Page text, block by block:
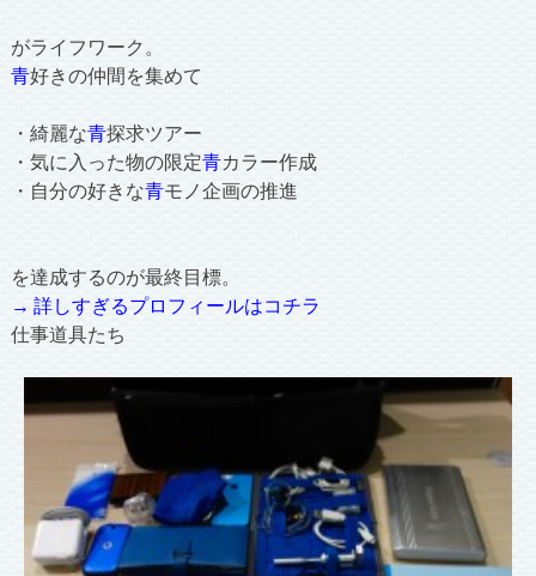
がライフワーク。
青好きの仲間を集めて
・綺麗な青探求ツアー
・気に入った物の限定青カラー作成
・自分の好きな青モノ企画の推進
を達成するのが最終目標。
→ 詳しすぎるプロフィールはコチラ
仕事道具たち